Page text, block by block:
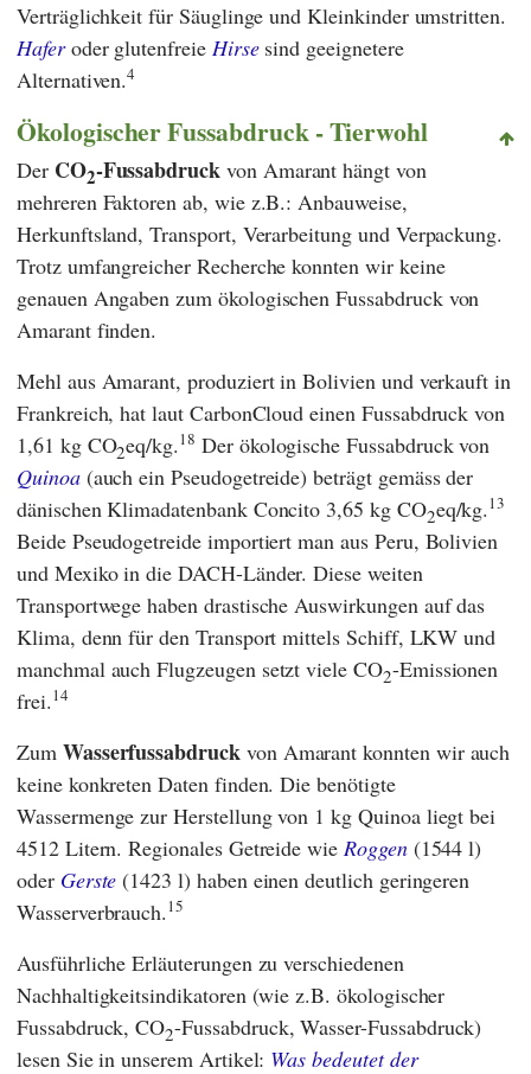
Verträglichkeit für Säuglinge und Kleinkinder umstritten.
Haferoder glutenfreie Hirsesind geeignetere
Alternativen.4
Ökologischer Fussabdruck - Tierwohl
Der CO2-Fussabdruck von Amarant hängt von
mehreren Faktoren ab, wie z.B.: Anbauweise,
Herkunftsland, Transport, Verarbeitung und Verpackung.
Trotz umfangreicher Recherche konnten wir keine
genauen Angaben zum ökologischen Fussabdruck von
Amarant finden.
Mehl aus Amarant, produziert in Bolivien und verkauft in
Frankreich, hat laut CarbonCloud einen Fussabdruck von
1,61 kg CO2eq/kg.18 Der ökologische Fussabdruck von
Quinoa(auch ein Pseudogetreide) beträgt gemäss der
dänischen Klimadatenbank Concito 3,65 kg CO2eq/kg.13
Beide Pseudogetreide importiert man aus Peru, Bolivien
und Mexiko in die DACH-Länder. Diese weiten
Transportwege haben drastische Auswirkungen auf das
Klima, denn für den Transport mittels Schiff, LKW und
manchmal auch Flugzeugen setzt viele CO2-Emissionen
frei.14
Zum Wasserfussabdruck von Amarant konnten wir auch
keine konkreten Daten finden. Die benötigte
Wassermenge zur Herstellung von 1 kg Quinoa liegt bei
4512 Litern. Regionales Getreide wie Roggen(1544 l)
oder Gerste (1423 l) haben einen deutlich geringeren
Wasserverbrauch.15
Ausführliche Erläuterungen zu verschiedenen
Nachhaltigkeitsindikatoren (wie z.B. ökologischer
Fussabdruck, CO2-Fussabdruck, Wasser-Fussabdruck)
lesen Sie in unserem Artikel: Was bedeutet der